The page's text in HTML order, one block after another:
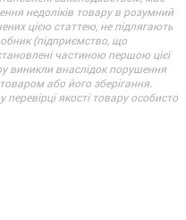
недоліків товару в розумний
цією статтею, не підлягають
(підприємство, що
частиною першою цієї
виникли внаслідок порушення
або його зберігання.
якості товару особисто